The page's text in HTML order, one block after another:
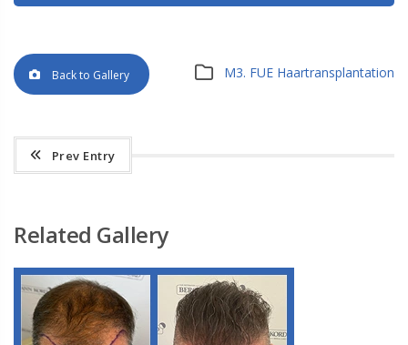
M3. FUE Haartransplantation
Back to Gallery
Prev Entry
Related Gallery